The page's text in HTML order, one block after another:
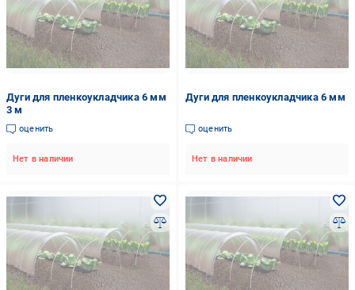
Дуги для пленкоукладчика 6 мм
3 м
оценить
Нет в наличии
Дуги для пленкоукладчика 6 мм
оценить
Нет в наличии